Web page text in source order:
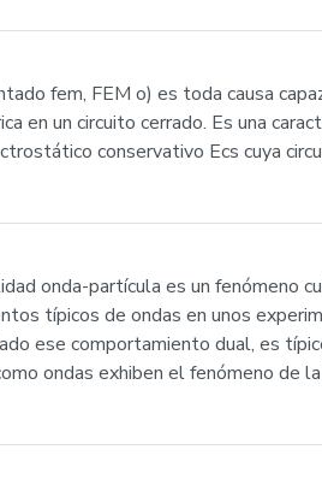
fem, FEM o) es toda causa
en un circuito cerrado. Es una
conservativo Ecs cuya
onda-partícula es un fenómeno
típicos de ondas en unos
ese comportamiento dual, es
ondas exhiben el fenómeno de